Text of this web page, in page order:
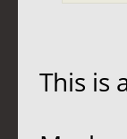
This is